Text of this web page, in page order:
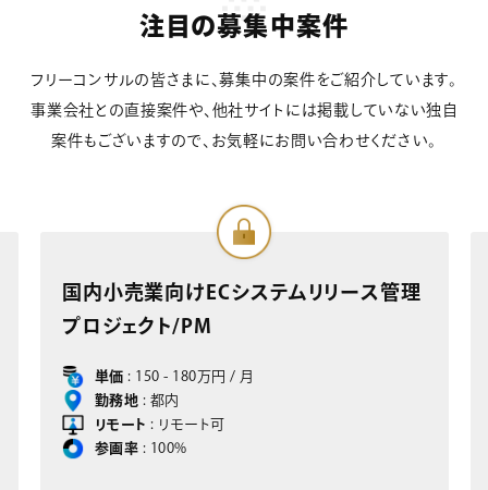
注目の募集中案件
フリーコンサルの皆さまに、募集中の案件をご紹介しています。
事業会社との直接案件や、他社サイトには掲載していない独自
案件もございますので、お気軽にお問い合わせください。
ス管理
部品製造業向けSAP S/4HANA導入プ
ジェクト/ FI/COサポートコンサルタン
単価 : 150 - 180万円 / 月
勤務地
リモート
参画率